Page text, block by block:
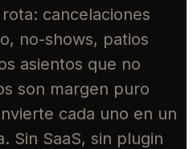
cancelaciones
no-shows, patios
asientos que no
son margen puro
cada uno en un
Sin SaaS, sin plugin